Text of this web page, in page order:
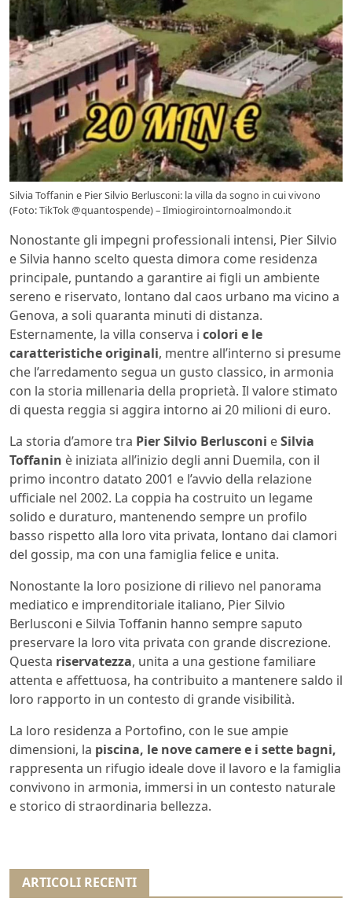
Silvia Toffanin e Pier Silvio Berlusconi: la villa da sogno in cui vivono
(Foto: TikTok @quantospende) – Ilmiogirointornoalmondo.it
Nonostante gli impegni professionali intensi, Pier Silvio
e Silvia hanno scelto questa dimora come residenza
principale, puntando a garantire ai figli un ambiente
sereno e riservato, lontano dal caos urbano ma vicino a
Genova, a soli quaranta minuti di distanza.
Esternamente, la villa conserva i colori e le
caratteristiche originali, mentre all’interno si presume
che l’arredamento segua un gusto classico, in armonia
con la storia millenaria della proprietà. Il valore stimato
di questa reggia si aggira intorno ai 20 milioni di euro.
La storia d’amore tra Pier Silvio Berlusconi eSilvia
Toffanin è iniziata all’inizio degli anni Duemila, con il
primo incontro datato 2001 e l’avvio della relazione
ufficiale nel 2002. La coppia ha costruito un legame
solido e duraturo, mantenendo sempre un profilo
basso rispetto alla loro vita privata, lontano dai clamori
del gossip, ma con una famiglia felice e unita.
Nonostante la loro posizione di rilievo nel panorama
mediatico e imprenditoriale italiano, Pier Silvio
Berlusconi e Silvia Toffanin hanno sempre saputo
preservare la loro vita privata con grande discrezione.
Questa riservatezza, unita a una gestione familiare
attenta e affettuosa, ha contribuito a mantenere saldo il
loro rapporto in un contesto di grande visibilità.
La loro residenza a Portofino, con le sue ampie
dimensioni, la piscina, le nove camere e i sette bagni,
rappresenta un rifugio ideale dove il lavoro e la famiglia
convivono in armonia, immersi in un contesto naturale
e storico di straordinaria bellezza.
ARTICOLI RECENTI